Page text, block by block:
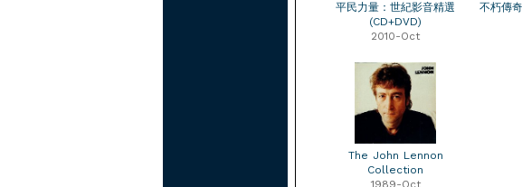
平民力量：世紀影音精選
(CD+DVD)
2010-Oct
不朽傳
The John Lennon
Collection
1989-Oct